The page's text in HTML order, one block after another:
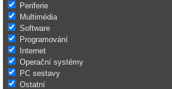
Periferie
Multimédia
Software
Programování
Internet
Operační systémy
PC sestavy
Ostatní